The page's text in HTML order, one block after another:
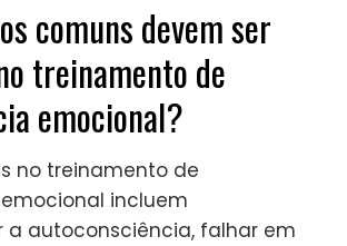
comuns devem ser
treinamento de
emocional?
no treinamento de
incluem
a autoconsciência, falhar em